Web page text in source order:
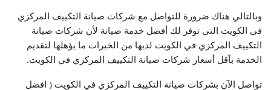
وبالتالي هناك ضرورة للتواصل مع شركات صيانة التكييف المركزي
في الكويت التي توفر لك أفضل خدمة صيانة لأن شركات صيانة
التكييف المركزي في الكويت لديها من الخبرات ما يؤهلها لتقديم
الخدمة بآقل أسعار شركات صيانة التكييف المركزي في الكويت.
تواصل الآن بشركات صيانة التكييف المركزي في الكويت ( افضل